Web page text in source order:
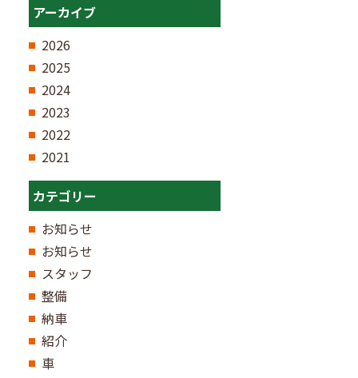
アーカイブ
2026
2025
2024
2023
2022
2021
カテゴリー
お知らせ
お知らせ
スタッフ
整備
納車
紹介
車